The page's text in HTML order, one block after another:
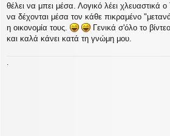
θέλει να μπει μέσα. Λογικό λέει χλευαστικά
να δέχονται μέσα τον κάθε πικραμένο
η οικονομία τους.
Γενικά σ'όλο το
και καλά κάνει κατά τη γνώμη μου.
.